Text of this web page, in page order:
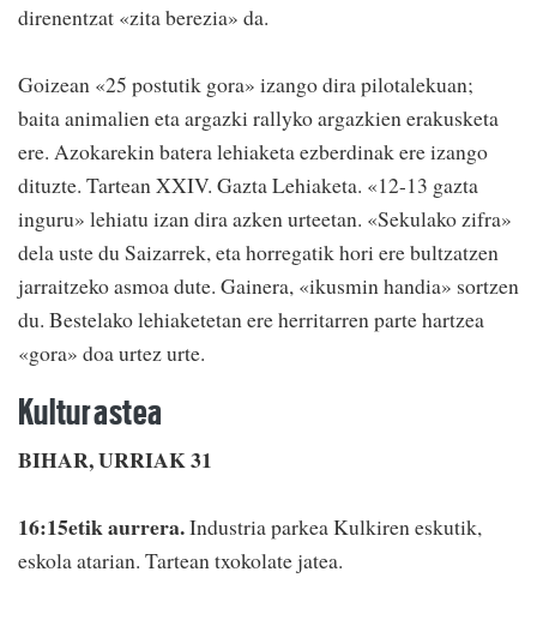
direnentzat «zita berezia» da.
Goizean «25 postutik gora» izango dira pilotalekuan;
baita animalien eta argazki rallyko argazkien erakusketa
ere. Azokarekin batera lehiaketa ezberdinak ere izango
dituzte. Tartean XXIV. Gazta Lehiaketa. «12-13 gazta
inguru» lehiatu izan dira azken urteetan. «Sekulako zifra»
dela uste du Saizarrek, eta horregatik hori ere bultzatzen
jarraitzeko asmoa dute. Gainera, «ikusmin handia» sortzen
du. Bestelako lehiaketetan ere herritarren parte hartzea
«gora» doa urtez urte.
Kultur astea
BIHAR, URRIAK 31
16:15etik aurrera.Industria parkea Kulkiren eskutik,
eskola atarian. Tartean txokolate jatea.